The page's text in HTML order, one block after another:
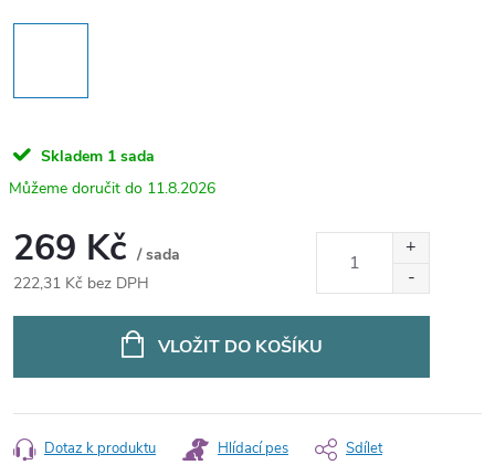
Skladem 1 sada
11.8.2026
269 Kč / sada
222,31 Kč bez DPH
VLOŽIT DO KOŠÍKU
Dotaz k produktu Hlídací pes Sdílet